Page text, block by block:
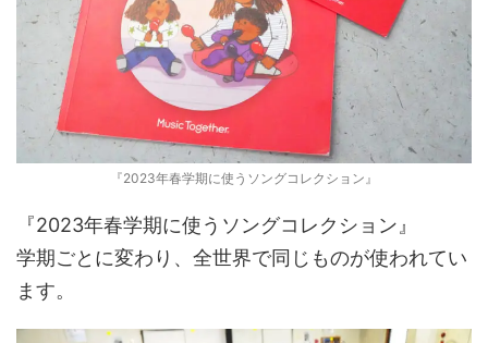
『2023年春学期に使うソングコレクション』
『2023年春学期に使うソングコレクション』
学期ごとに変わり、全世界で同じものが使われてい
ます。